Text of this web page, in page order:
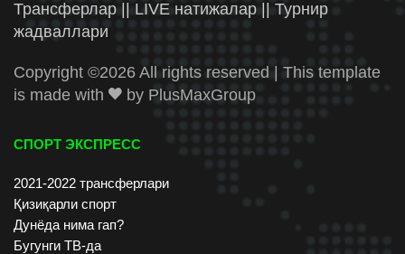
Трансферлар || LIVE натижалар || Турнир
жадваллари
Copyright ©2026 All rights reserved | This template
is made with
by PlusMaxGroup
СПОРТ ЭКСПРЕСС
2021-2022 трансферлари
Қизиқарли спорт
Дунёда нима гап?
Бугунги ТВ-да